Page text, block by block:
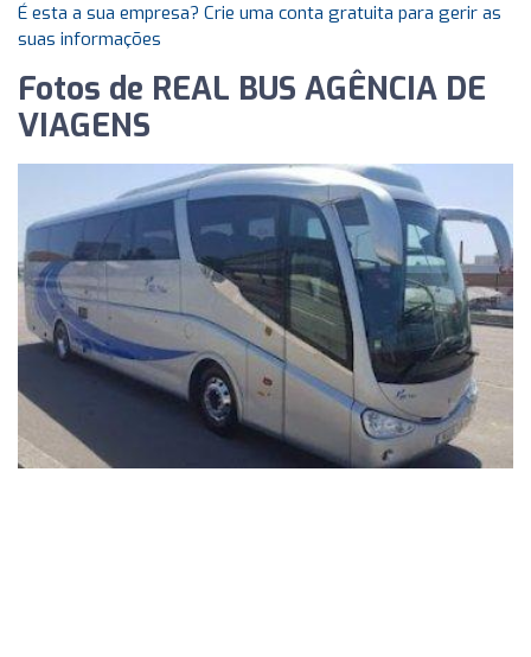
É esta a sua empresa? Crie uma conta gratuita para gerir as
suas informações
Fotos de REAL BUS AGÊNCIA DE
VIAGENS